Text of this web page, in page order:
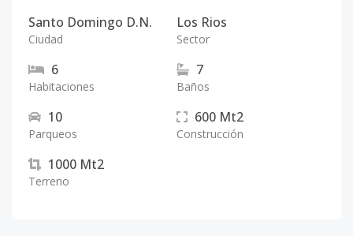
Santo Domingo D.N.
Ciudad
Los Rios
Sector
6
Habitaciones
7
Baños
10
Parqueos
600 Mt2
Construcción
1000 Mt2
Terreno